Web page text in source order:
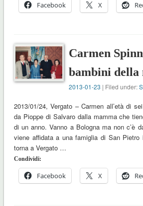
Facebook X
Carmen
bambini della
2013-01-23 | Filed under:
2013/01/24, Vergato – Carmen all’età di
da Pioppe di Salvaro dalla mamma che
di un anno. Vanno a Bologna ma non c’è
viene affidata a una famiglia di San Pietro
torna a Vergato …
Condividi:
Facebook X